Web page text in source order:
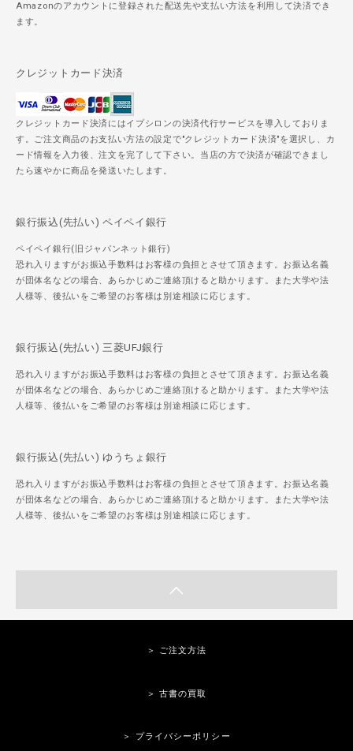
Amazonのアカウントに登録された配送先や支払い方法を利用して決済でき
ます。
クレジットカード決済
クレジットカード決済にはイプシロンの決済代行サービスを導入しておりま
す。ご注文商品のお支払い方法の設定で"クレジットカード決済"を選択し、カ
ード情報を入力後、注文を完了して下さい。当店の方で決済が確認できまし
たら速やかに商品を発送いたします。
銀行振込(先払い) ペイペイ銀行
ペイペイ銀行(旧ジャパンネット銀行)
恐れ入りますがお振込手数料はお客様の負担とさせて頂きます。お振込名義
が団体名などの場合、あらかじめご連絡頂けると助かります。また大学や法
人様等、後払いをご希望のお客様は別途相談に応じます。
銀行振込(先払い) 三菱UFJ銀行
恐れ入りますがお振込手数料はお客様の負担とさせて頂きます。お振込名義
が団体名などの場合、あらかじめご連絡頂けると助かります。また大学や法
人様等、後払いをご希望のお客様は別途相談に応じます。
銀行振込(先払い) ゆうちょ銀行
恐れ入りますがお振込手数料はお客様の負担とさせて頂きます。お振込名義
が団体名などの場合、あらかじめご連絡頂けると助かります。また大学や法
人様等、後払いをご希望のお客様は別途相談に応じます。
＞ ご注文方法
＞ 古書の買取
＞ プライバシーポリシー